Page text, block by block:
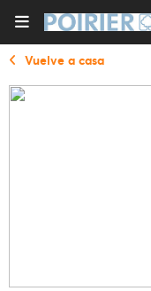
Vuelve a casa